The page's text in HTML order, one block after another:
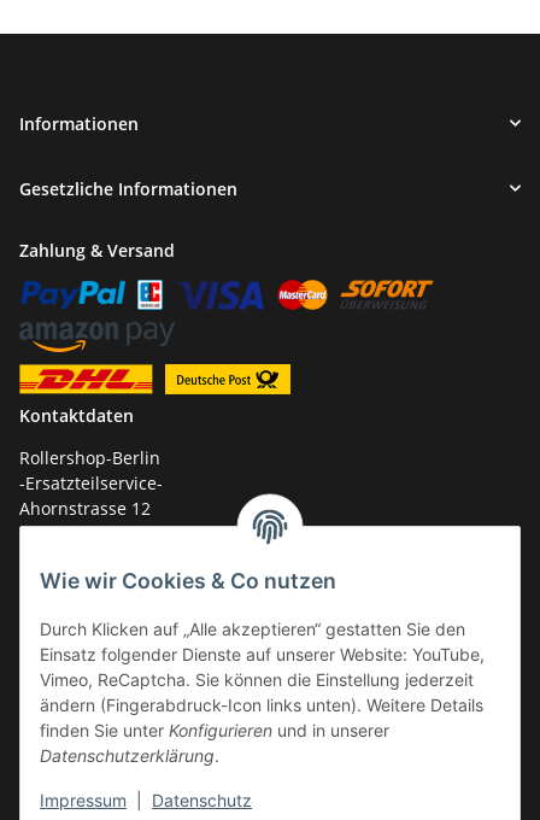
Wie wir Cookies & Co nutzen
Durch Klicken auf „Alle akzeptieren“ gestatten Sie den
Einsatz folgender Dienste auf unserer Website: YouTube,
Vimeo, ReCaptcha. Sie können die Einstellung jederzeit
ändern (Fingerabdruck-Icon links unten). Weitere Details
finden Sie unter Konfigurieren und in unserer
Datenschutzerklärung.
Impressum Datenschutz
Informationen
Gesetzliche Informationen
Zahlung & Versand
Kontaktdaten
Rollershop-Berlin
-Ersatzteilservice-
Ahornstrasse 12
14959 Trebbin
Tel.: +49 (0)33731-289 975 (10-17 Uhr)